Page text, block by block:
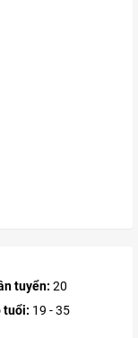
tuyển: 20
tuổi: 19 - 35